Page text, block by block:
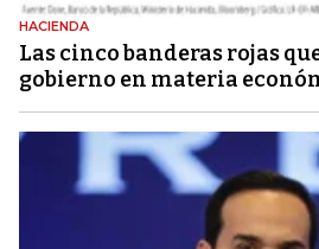
HACIENDA
Las cinco banderas rojas
gobierno en materia